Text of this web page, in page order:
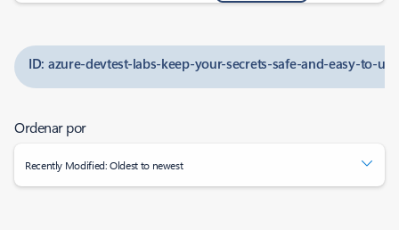
ID: azure-devtest-labs-keep-your-secrets-safe-and-easy-to-
Ordenar por
Recently Modified: Oldest to newest